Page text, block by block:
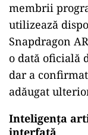
membrii
utilizează
Snapdragon
o dată oficială
dar a
adăugat
Inteligența
interfață